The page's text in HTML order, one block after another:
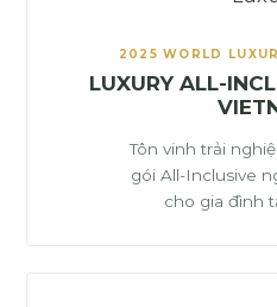
2025 WORLD
LUXURY ALL-
Tôn vinh trải
gói All-Inclusive
cho gia đình